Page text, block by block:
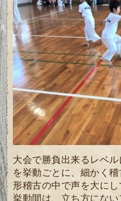
大会で勝負出来るレベ
を挙動ごとに、細かく稽
形稽古の中で声を大にし
挙動間は、立ち方にない